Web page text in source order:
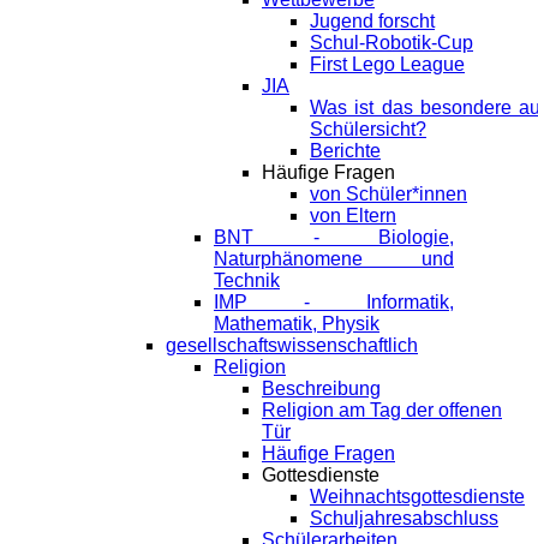
Jugend forscht
Schul-Robotik-Cup
First Lego League
JIA
Was ist das besondere
Schülersicht?
Berichte
Häufige Fragen
von Schüler*innen
von Eltern
BNT - Biologie,
Naturphänomene und
Technik
IMP - Informatik,
Mathematik, Physik
gesellschaftswissenschaftlich
Religion
Beschreibung
Religion am Tag der offenen
Tür
Häufige Fragen
Gottesdienste
Weihnachtsgottesdienste
Schuljahresabschluss
Schülerarbeiten